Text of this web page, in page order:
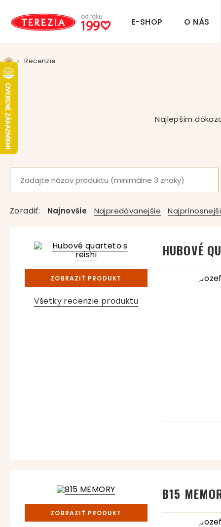
E-SHOP O NÁS
Recenzie
Najlepším
Zoradiť: Najnovšie Najpredávanejšie
ZOBRAZIŤ PRODUKT
Všetky recenzie produktu
HUBOVÉ
ZOBRAZIŤ PRODUKT
B15